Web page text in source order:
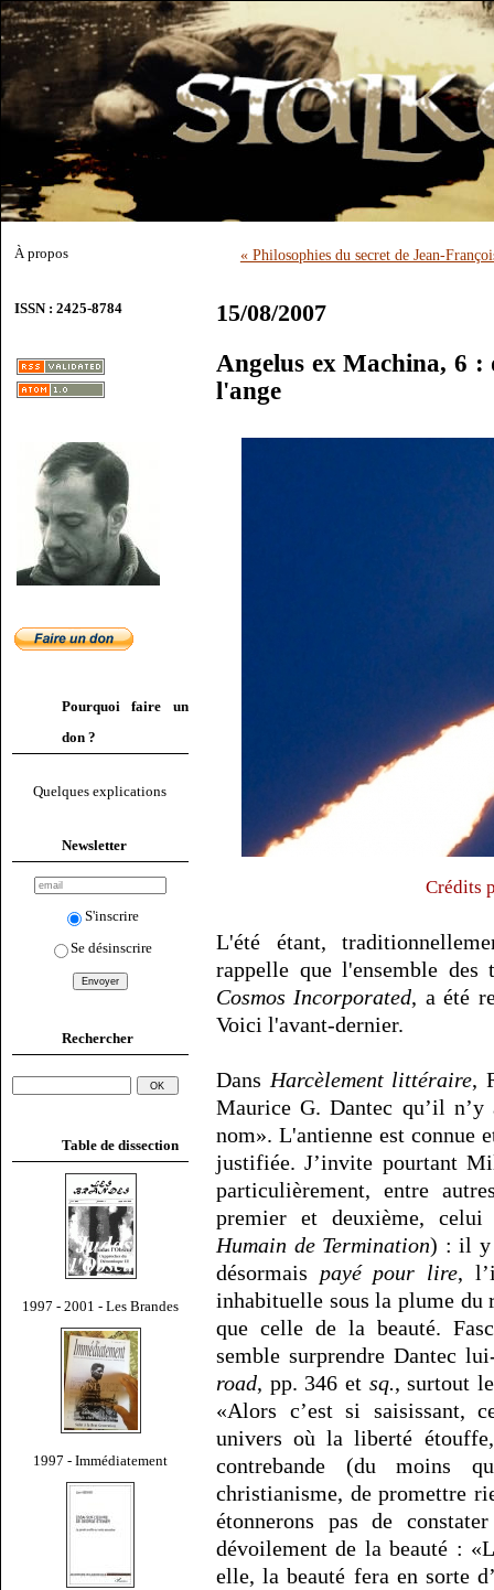
À propos
ISSN : 2425-8784
Pourquoi faire un
don ?
Quelques explications
Newsletter
S'inscrire
Se désinscrire
Rechercher
Table de dissection
1997 - 2001 - Les Brandes
1997 - Immédiatement
« Philosophies du secret de Jean-
15/08/2007
Angelus ex Machina, 6 :
l'ange
Crédits
L'été étant,
rappelle que l'ensemble des
Cosmos Incorporated, a été
Voici l'avant-dernier.
Dans Harcèlement littéraire,
Maurice G. Dantec qu’il
nom». L'antienne est connue
justifiée. J’invite pourtant
particulièrement, entre
premier et deuxième,
Humain de Termination) : il y
désormais payé pour lire,
inhabituelle sous la plume du
que celle de la beauté.
semble surprendre Dantec
road, pp. 346 et sq., surtout
«Alors c’est si saisissant,
univers où la liberté
contrebande (du moins
christianisme, de promettre
étonnerons pas de
dévoilement de la beauté :
elle, la beauté fera en sorte